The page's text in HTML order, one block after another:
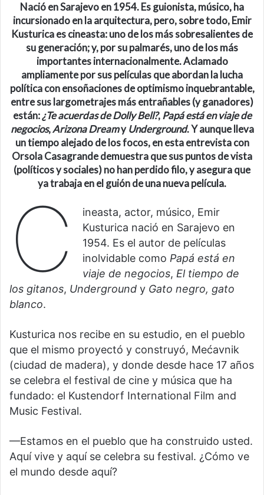
Nació en Sarajevo en 1954. Es guionista, músico, ha
incursionado en la arquitectura, pero, sobre todo,Emir
Kusturicaes cineasta:uno de los mássobresalientesde
su generación; y, por su palmarés, uno de los más
importantes internacionalmente. Aclamado
ampliamente por sus películas que abordan la lucha
política con ensoñaciones de optimismo inquebrantable,
entre sus largometrajes más entrañables (y ganadores)
están:¿Te acuerdas de Dolly Bell?, Papá está en viaje de
negocios,Arizona DreamyUnderground. Y aunquelleva
un tiempo alejado de los focos, en esta entrevista con
Orsola Casagrandedemuestra que sus puntos de vista
(políticos y sociales) no han perdido filo, y asegura que
ya trabaja en el guión de una nueva película.
C
ineasta, actor, músico, Emir
Kusturica nació en Sarajevo en
1954. Es el autor de películas
inolvidable como Papá está en
viaje de negocios, El tiempo de
los gitanos, Underground y Gato negro, gato
blanco.
Kusturica nos recibe en su estudio, en el pueblo
que el mismo proyectó y construyó, Mećavnik
(ciudad de madera), y donde desde hace 17 años
se celebra el festival de cine y música que ha
fundado: el Kustendorf International Film and
Music Festival.
—Estamos en el pueblo que ha construido usted.
Aquí vive y aquí se celebra su festival. ¿Cómo ve
el mundo desde aquí?